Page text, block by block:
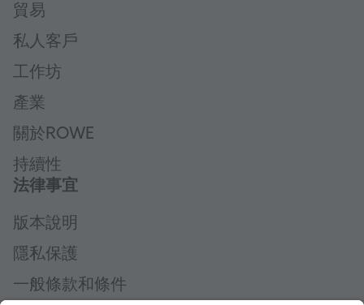
貿易
私人客戶
工作坊
產業
關於ROWE
持續性
法律事宜
版本說明
隱私保護
一般條款和條件